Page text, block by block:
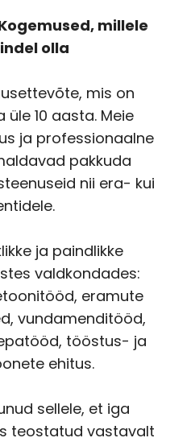
millele
olla
mis on
10 aasta. Meie
ja professionaalne
pakkuda
nii era- kui
ja paindlikke
valdkondades:
eramute
vundamenditööd,
tööstus- ja
ehitus.
sellele, et iga
teostatud vastavalt